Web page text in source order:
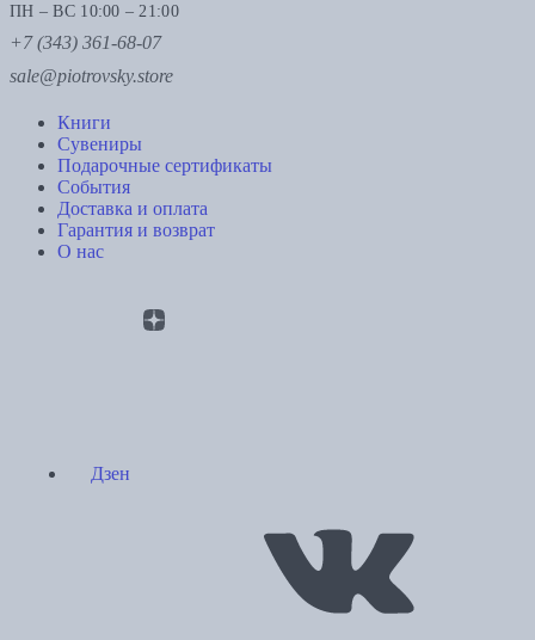
ПН – ВС 10:00 – 21:00
+7 (343) 361-68-07
sale@piotrovsky.store
Книги
Сувениры
Подарочные сертификаты
События
Доставка и оплата
Гарантия и возврат
О нас
Дзен